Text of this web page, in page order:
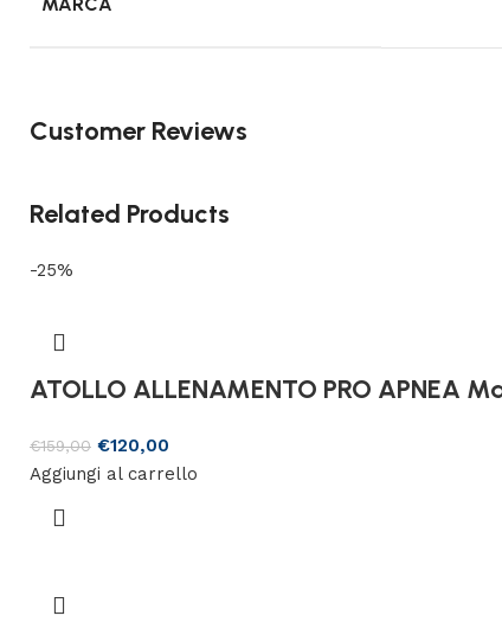
Customer Reviews
Related Products
-25%
ATOLLO ALLENAMENTO PRO APNEA
€159,00 €120,00
Aggiungi al carrello